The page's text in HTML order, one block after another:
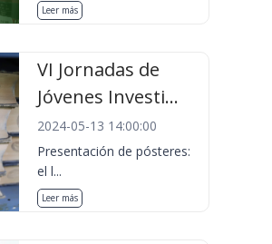
Leer más
VI Jornadas de
Jóvenes Investi...
2024-05-13 14:00:00
Presentación de pósteres:
el l...
Leer más